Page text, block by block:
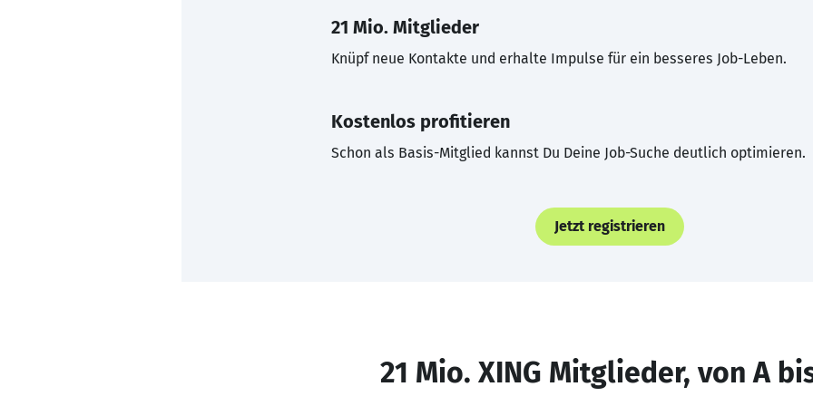
21 Mio. Mitglieder
Knüpf neue Kontakte und erhalte Impulse für ein besseres Job-Leben.
Kostenlos profitieren
Schon als Basis-Mitglied kannst Du Deine Job-Suche deutlich optimieren.
Jetzt registrieren
21 Mio. XING Mitglieder, von A